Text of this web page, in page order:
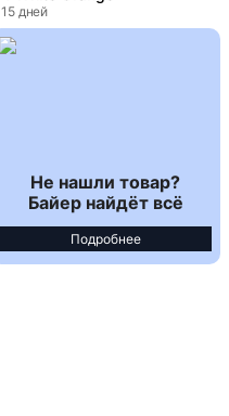
15 дней
Не нашли товар?
Байер найдёт всё
Подробнее